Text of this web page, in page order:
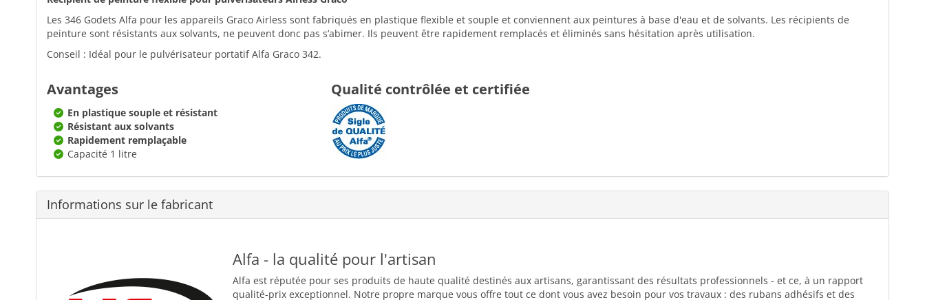
Les 346 Godets Alfa pour les appareils Graco Airless sont fabriqués en plastique flexible et souple et conviennent aux peintures à base d'eau et de solvants. Les récipients de
peinture sont résistants aux solvants, ne peuvent donc pas s’abimer. Ils peuvent être rapidement remplacés et éliminés sans hésitation après utilisation.
Conseil : Idéal pour le pulvérisateur portatif Alfa Graco 342.
Avantages
En plastique souple et résistant
Résistant aux solvants
Rapidement remplaçable
Capacité 1 litre
Qualité contrôlée et certifiée
Informations sur le fabricant
Alfa - la qualité pour l'artisan
Alfa est réputée pour ses produits de haute qualité destinés aux artisans, garantissant des résultats professionnels - et ce, à un rapport
qualité-prix exceptionnel. Notre propre marque vous offre tout ce dont vous avez besoin pour vos travaux : des rubans adhésifs et des